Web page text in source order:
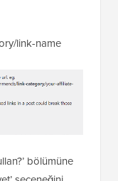
link-name
bölümüne